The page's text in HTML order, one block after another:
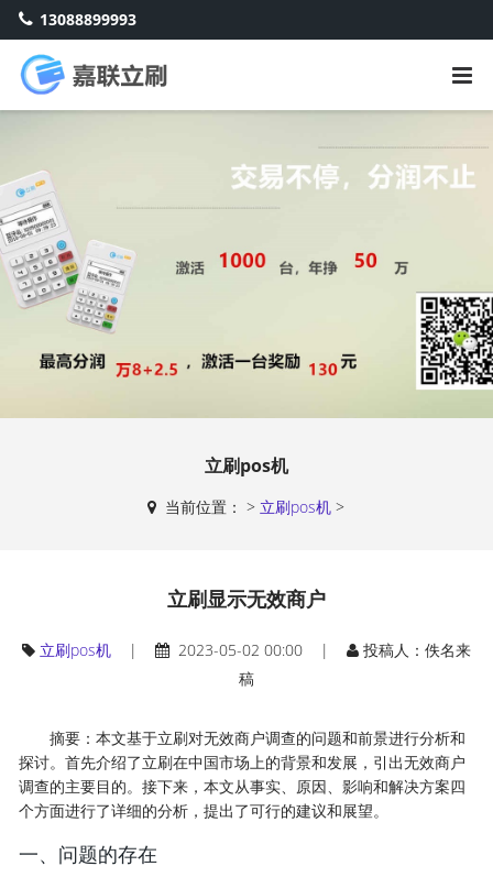
13088899993
立刷pos机
当前位置：> 立刷pos机 >
立刷显示无效商户
立刷pos机| 2023-05-02 00:00 |
投稿人：佚名来
稿
摘要：本文基于立刷对无效商户调查的问题和前景进行分析和
探讨。首先介绍了立刷在中国市场上的背景和发展，引出无效商户
调查的主要目的。接下来，本文从事实、原因、影响和解决方案四
个方面进行了详细的分析，提出了可行的建议和展望。
一、问题的存在